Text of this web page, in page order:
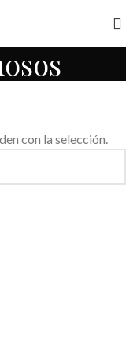
con la selección.